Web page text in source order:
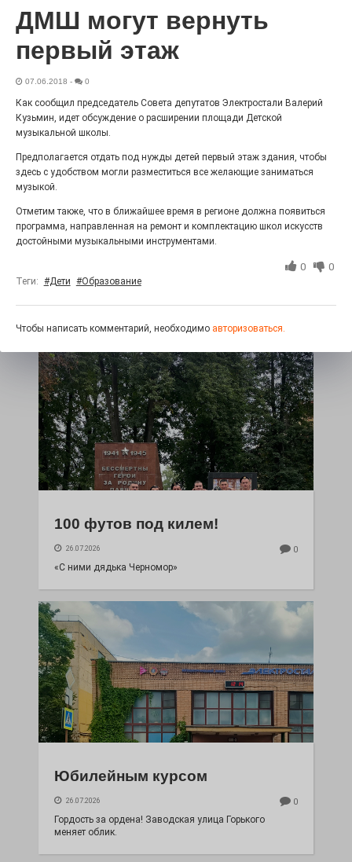
Выставка «Палитра героизма» — новый масштабный
проект, на который электростальцев приглашает к
себе Выставочный зал им. Олега Коняшина.
«Районы-кварталы»
27.07.2026
Радость в квадрате! На этой неделе электростальцев
100 футов под килем!
26.07.2026 0
«С ними дядька Черномор»
Юбилейным курсом
26.07.2026 0
Гордость за ордена! Заводская улица Горького
меняет облик.
ДМШ могут вернуть
первый этаж
07.06.2018 - 0
Как сообщил председатель Совета депутатов Электростали Валерий
Кузьмин, идет обсуждение о расширении площади Детской
музыкальной школы.
Предполагается отдать под нужды детей первый этаж здания, чтобы
здесь с удобством могли разместиться все желающие заниматься
музыкой.
Отметим также, что в ближайшее время в регионе должна появиться
программа, направленная на ремонт и комплектацию школ искусств
достойными музыкальными инструментами.
0 0
Теги: #Дети #Образование
Чтобы написать комментарий, необходимо авторизоваться.